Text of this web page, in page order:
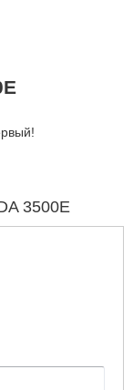
3500E